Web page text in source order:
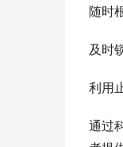
随时
及时
利用
通过